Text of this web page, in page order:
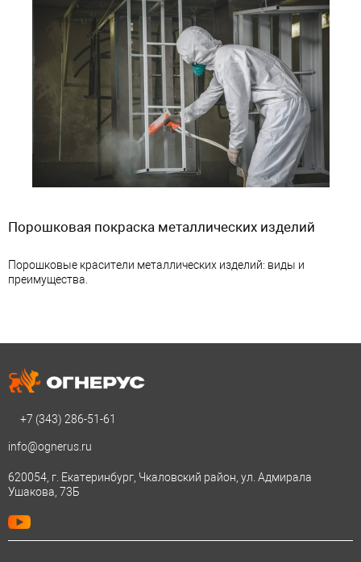
Порошковая покраска металлических изделий
Порошковые красители металлических изделий: виды и
преимущества.
+7 (343) 286-51-61
info@ognerus.ru
620054, г. Екатеринбург, Чкаловский район, ул. Адмирала
Ушакова, 73Б